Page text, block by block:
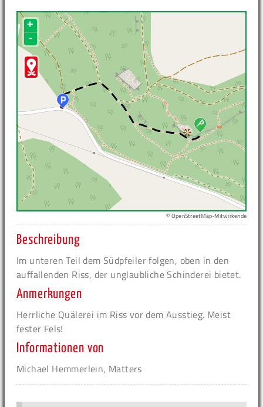
+
-
© OpenStreetMap-Mitwirkende
Beschreibung
Im unteren Teil dem Südpfeiler folgen, oben in den
auffallenden Riss, der unglaubliche Schinderei bietet.
Anmerkungen
Herrliche Quälerei im Riss vor dem Ausstieg. Meist
fester Fels!
Informationen von
Michael Hemmerlein, Matters